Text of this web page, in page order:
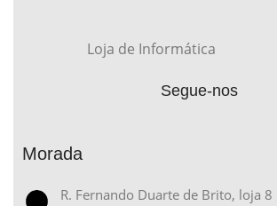
Loja de Informática
Segue-nos
Morada
R. Fernando Duarte de Brito, loja 8